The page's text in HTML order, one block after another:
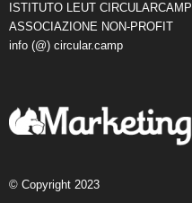
ISTITUTO LEUT CIRCULARCAMP
ASSOCIAZIONE NON-PROFIT
info (@) circular.camp
© Copyright 2023